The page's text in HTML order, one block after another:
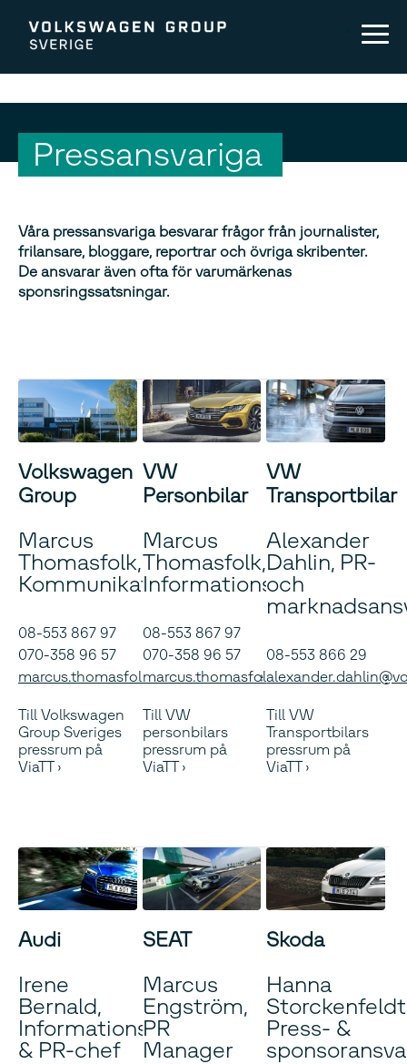
Pressansvariga
Våra pressansvariga besvarar frågor från journalister,
frilansare, bloggare, reportrar och övriga skribenter.
De ansvarar även ofta för varumärkenas
sponsringssatsningar.
Volkswagen
Group
Marcus
Thomasfolk,
Kommunikationschef
08-553 867 97
070-358 96 57
marcus.thomasfolk@volkswagen.se
Till Volkswagen
Group Sveriges
pressrum på
ViaTT
VW
Personbilar
Marcus
Thomasfolk,
Informationschef
08-553 867 97
070-358 96 57
marcus.thomasfolk@volkswagen.se
Till VW
personbilars
pressrum på
ViaTT
VW
Transportbilar
Alexander
Dahlin, PR-
och
08-553 866 29
Till VW
Transportbilars
pressrum på
ViaTT
Audi
Irene
Bernald,
Informations-
& PR-chef
SEAT
Marcus
Engström,
PR
Manager
Skoda
Hanna
Press- &